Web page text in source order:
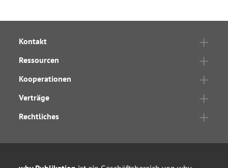
Kontakt
Ressourcen
Kooperationen
Verträge
Rechtliches